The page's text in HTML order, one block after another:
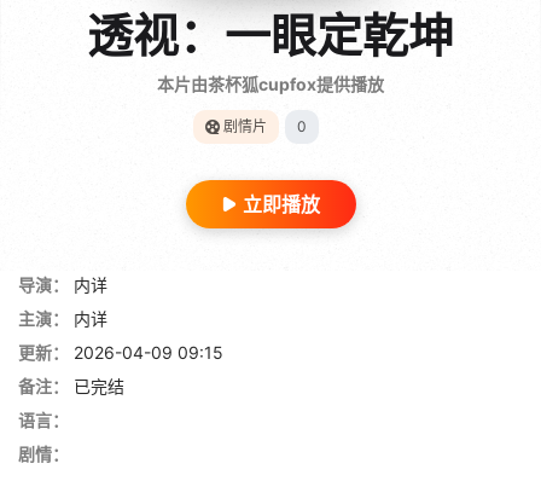
透视：一眼定乾坤
本片由茶杯狐cupfox提供播放
剧情片 0
立即播放
导演：
内详
主演：
内详
更新：
2026-04-09 09:15
备注：
已完结
语言：
剧情：